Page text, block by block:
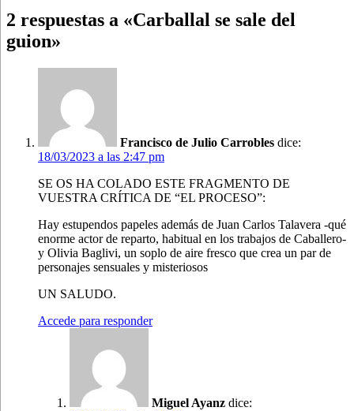
2 respuestas a «Carballal se sale del
guion»
Francisco de Julio Carrobles dice:
18/03/2023 a las 2:47 pm
SE OS HA COLADO ESTE FRAGMENTO DE
VUESTRA CRÍTICA DE “EL PROCESO”:
Hay estupendos papeles además de Juan Carlos Talavera -qué
enorme actor de reparto, habitual en los trabajos de Caballero-
y Olivia Baglivi, un soplo de aire fresco que crea un par de
personajes sensuales y misteriosos
UN SALUDO.
Accede para responder
Miguel Ayanz dice: